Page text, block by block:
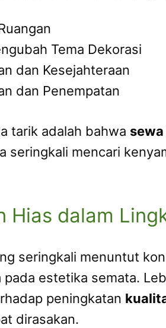
Tema Dekorasi
dan Kesejahteraan
dan Penempatan
tarik adalah bahwa
seringkali mencari
Hias dalam
seringkali menuntut
pada estetika semata.
peningkatan
dirasakan.